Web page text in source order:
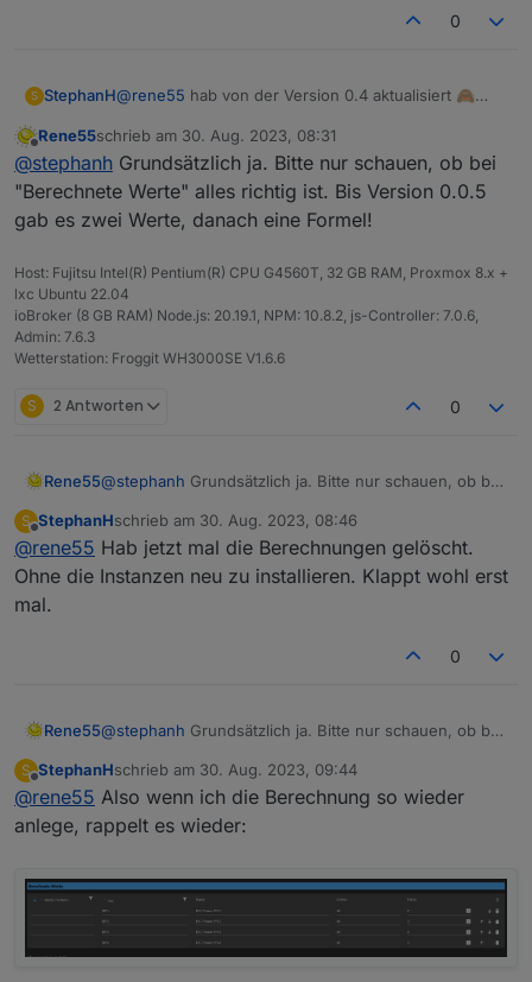
0
S StephanH@rene55 hab von der Version 0.4 aktualisiert 🙈
übernehmen?
Offline
Rene55schrieb am 30. Aug. 2023, 08:31
zuletzt editiert von
@stephanh Grundsätzlich ja. Bitte nur schauen, ob bei
"Berechnete Werte" alles richtig ist. Bis Version 0.0.5
gab es zwei Werte, danach eine Formel!
Host: Fujitsu Intel(R) Pentium(R) CPU G4560T, 32 GB RAM, Proxmox 8.x +
lxc Ubuntu 22.04
ioBroker (8 GB RAM) Node.js: 20.19.1, NPM: 10.8.2, js-Controller: 7.0.6,
Admin: 7.6.3
Wetterstation: Froggit WH3000SE V1.6.6
S 2 Antworten 0
Rene55@stephanh Grundsätzlich ja. Bitte nur schauen, ob bei
gab es zwei Werte, danach eine Formel!
S
Offline
StephanHschrieb am 30. Aug. 2023, 08:46
zuletzt editiert von
@rene55 Hab jetzt mal die Berechnungen gelöscht.
Ohne die Instanzen neu zu installieren. Klappt wohl erst
mal.
0
Rene55@stephanh Grundsätzlich ja. Bitte nur schauen, ob bei
gab es zwei Werte, danach eine Formel!
S
Offline
StephanHschrieb am 30. Aug. 2023, 09:44
zuletzt editiert von
@rene55 Also wenn ich die Berechnung so wieder
anlege, rappelt es wieder: